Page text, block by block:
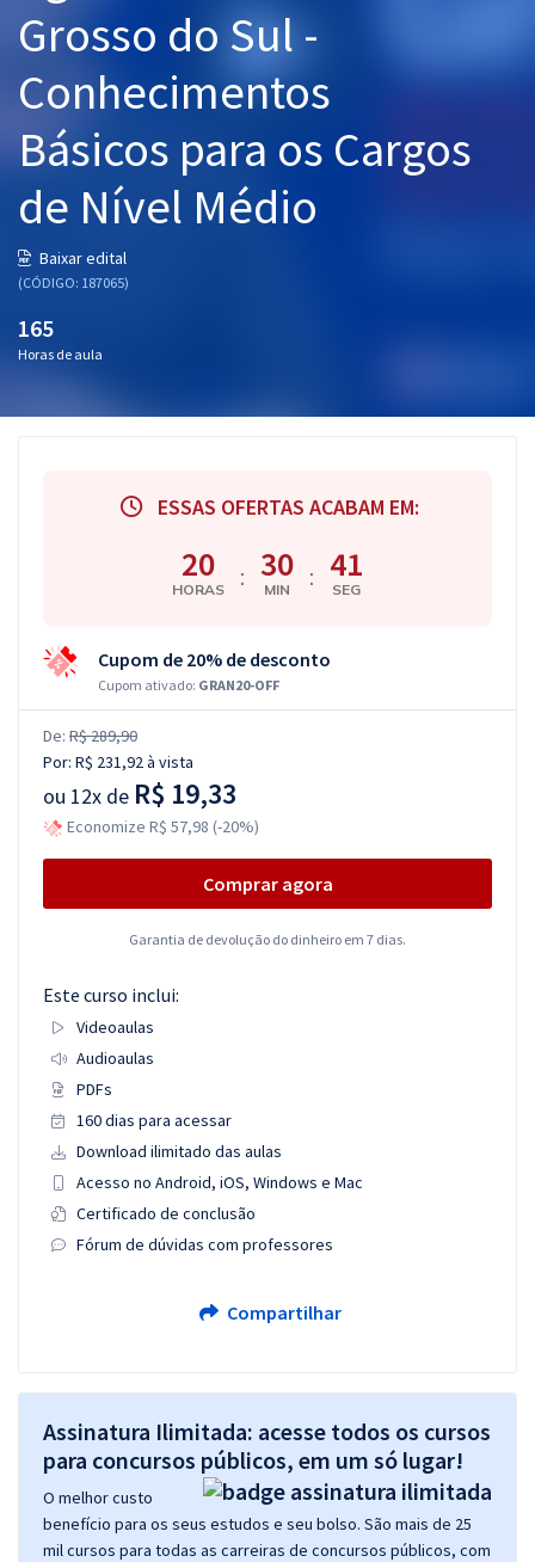
Questões grátis
Conteúdo gratuito
Aprovados
Atendimento
Grosso do Sul -
Conhecimentos
Básicos para os Cargos
de Nível Médio
Baixar edital
(CÓDIGO: 187065)
165
Horas de aula
ESSAS OFERTAS ACABAM EM:
20
HORAS : 30
MIN : 41
SEG
Cupom de 20% de desconto
Cupom ativado: GRAN20-OFF
De: R$ 289,90
Por: R$ 231,92à vista
ou 12x de R$ 19,33
Economize R$ 57,98 (-20%)
Comprar agora
Garantia de devolução do dinheiro em 7 dias.
Este curso inclui:
Videoaulas
Audioaulas
PDFs
160 dias para acessar
Download ilimitado das aulas
Acesso no Android, iOS, Windows e Mac
Certificado de conclusão
Fórum de dúvidas com professores
Compartilhar
Assinatura Ilimitada: acesse todos os cursos
para concursos públicos, em um só lugar!
O melhor custo
benefício para os seus estudos e seu bolso. São mais de 25
mil cursos para todas as carreiras de concursos públicos, com